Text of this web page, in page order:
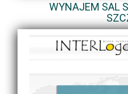
WYNAJEM SAL